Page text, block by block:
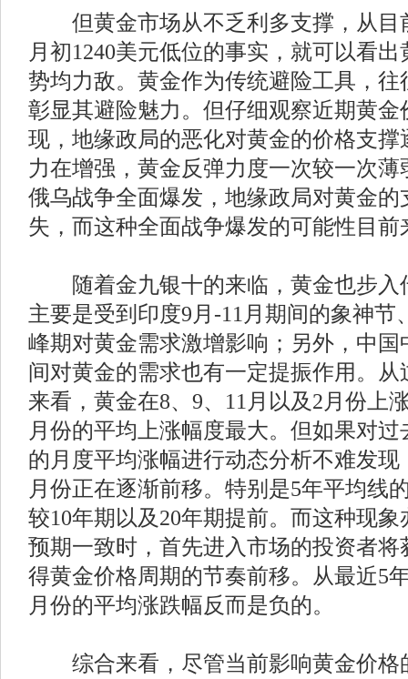
但黄金市场从不乏利多支撑，从目
月初1240美元低位的事实，就可以看
势均力敌。黄金作为传统避险工具，
彰显其避险魅力。但仔细观察近期黄
现，地缘政局的恶化对黄金的价格支
力在增强，黄金反弹力度一次较一次
俄乌战争全面爆发，地缘政局对黄金
失，而这种全面战争爆发的可能性目前
随着金九银十的来临，黄金也步入
主要是受到印度9月-11月期间的象神节
峰期对黄金需求激增影响；另外，中
间对黄金的需求也有一定提振作用。从
来看，黄金在8、9、11月以及2月份上
月份的平均上涨幅度最大。但如果对过
的月度平均涨幅进行动态分析不难发
月份正在逐渐前移。特别是5年平均线
较10年期以及20年期提前。而这种现
预期一致时，首先进入市场的投资者
得黄金价格周期的节奏前移。从最近5
月份的平均涨跌幅反而是负的。
综合来看，尽管当前影响黄金价格